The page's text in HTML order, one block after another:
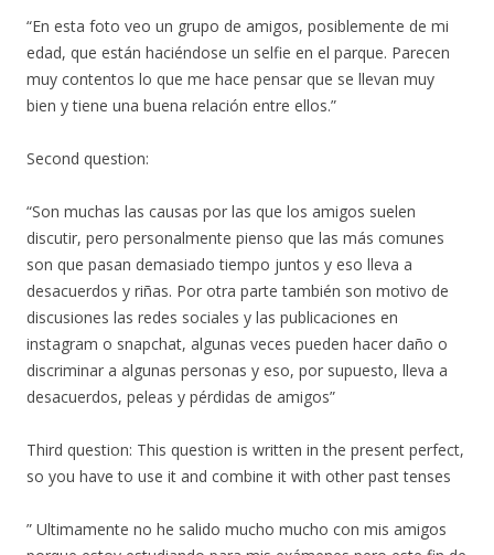
“En esta foto veo un grupo de amigos, posiblemente de mi
edad, que están haciéndose un selfie en el parque. Parecen
muy contentos lo que me hace pensar que se llevan muy
bien y tiene una buena relación entre ellos.”
Second question:
“Son muchas las causas por las que los amigos suelen
discutir, pero personalmente pienso que las más comunes
son que pasan demasiado tiempo juntos y eso lleva a
desacuerdos y riñas. Por otra parte también son motivo de
discusiones las redes sociales y las publicaciones en
instagram o snapchat, algunas veces pueden hacer daño o
discriminar a algunas personas y eso, por supuesto, lleva a
desacuerdos, peleas y pérdidas de amigos”
Third question: This question is written in the present perfect,
so you have to use it and combine it with other past tenses
” Ultimamente no he salido mucho mucho con mis amigos